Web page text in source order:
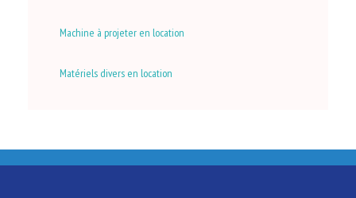
Machine à projeter en location
Matériels divers en location